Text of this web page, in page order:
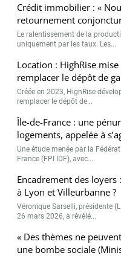
Crédit immobilier : «
retournement
Le ralentissement de la
uniquement par les taux. Les...
Location : HighRise
remplacer le dépôt de
Créée en 2023, HighRise
remplacer le dépôt de...
Île-de-France : une
logements, appelée à
Une étude menée par la
France (FPI IDF), avec...
Encadrement des
à Lyon et Villeurbanne ?
Véronique Sarselli, présidente
26 mars 2026, a révélé...
« Des thèmes ne
une bombe sociale